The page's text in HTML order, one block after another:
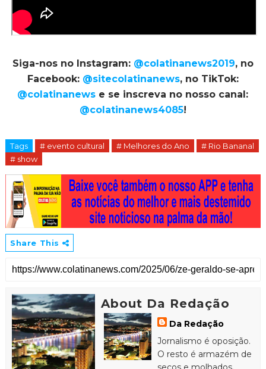
Siga-nos no Instagram: @colatinanews2019, no
Facebook: @sitecolatinanews, no TikTok:
@colatinanews e se inscreva no nosso canal:
@colatinanews4085!
Tags # evento cultural # Melhores do Ano
# Rio Bananal
# show
Share This
About Da Redação
Da Redação
Jornalismo é oposição.
O resto é armazém de